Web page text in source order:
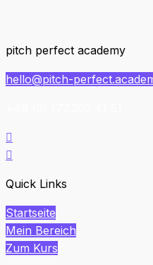
pitch perfect academy
hello@pitch-


Quick Links
Startseite
Mein Bereich
Zum Kurs